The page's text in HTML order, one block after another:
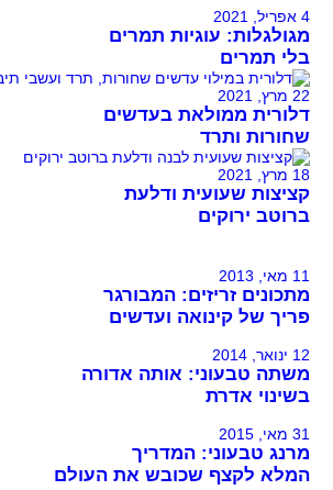
4 אפריל, 2021
מגולגלות: עוגיות תמרים
בלי תמרים
22 מרץ, 2021
דלורית ממולאת בעדשים
שחורות ותרד
18 מרץ, 2021
קציצות שעועית ודלעת
ברוטב ירוקים
11 מאי, 2013
מתכונים זריזים: המבורגר
פריך של קינואה ועדשים
12 ינואר, 2014
משתה טבעוני: אותה אדורה
בשינוי אדרת
31 מאי, 2015
מרנג טבעוני: המדריך
המלא לקצף שכובש את העולם